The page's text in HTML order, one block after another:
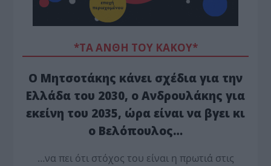
*ΤΑ ΆΝΘΗ ΤΟΥ ΚΑΚΟΎ*
Ο Μητσοτάκης κάνει σχέδια για την
Ελλάδα του 2030, ο Ανδρουλάκης για
εκείνη του 2035, ώρα είναι να βγει κι
ο Βελόπουλος…
…να πει ότι στόχος του είναι η πρωτιά στις